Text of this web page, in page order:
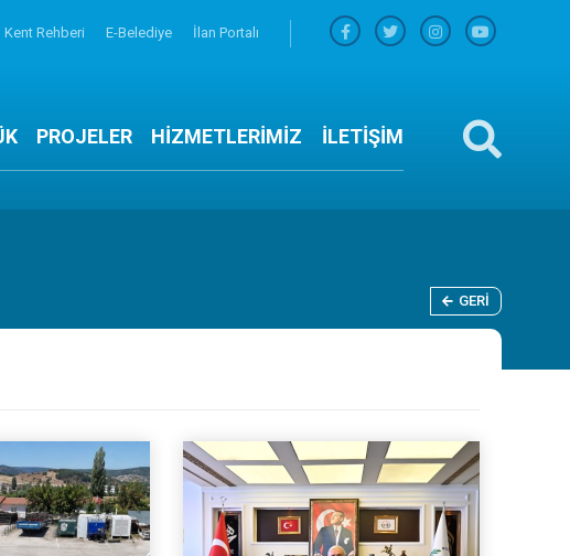
Kent Rehberi E-Belediye İlan Portalı
PROJELER HİZMETLERİMİZ İLETİŞİM
GERI